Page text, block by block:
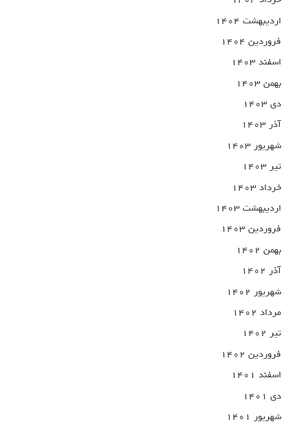
اردیبهشت ۱۴۰۴
فروردین ۱۴۰۴
اسفند ۱۴۰۳
بهمن ۱۴۰۳
دی ۱۴۰۳
آذر ۱۴۰۳
شهریور ۱۴۰۳
تیر ۱۴۰۳
خرداد ۱۴۰۳
اردیبهشت ۱۴۰۳
فروردین ۱۴۰۳
بهمن ۱۴۰۲
آذر ۱۴۰۲
شهریور ۱۴۰۲
مرداد ۱۴۰۲
تیر ۱۴۰۲
فروردین ۱۴۰۲
اسفند ۱۴۰۱
دی ۱۴۰۱
شهریور ۱۴۰۱